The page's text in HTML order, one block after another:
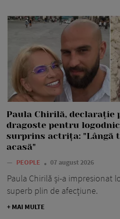
Paula Chirilă, declarație
dragoste pentru
surprins actrița: "Lângă
acasă"
— PEOPLE 07 august 2026
Paula Chirilă și-a impresionat
superb plin de afecțiune.
+ MAI MULTE